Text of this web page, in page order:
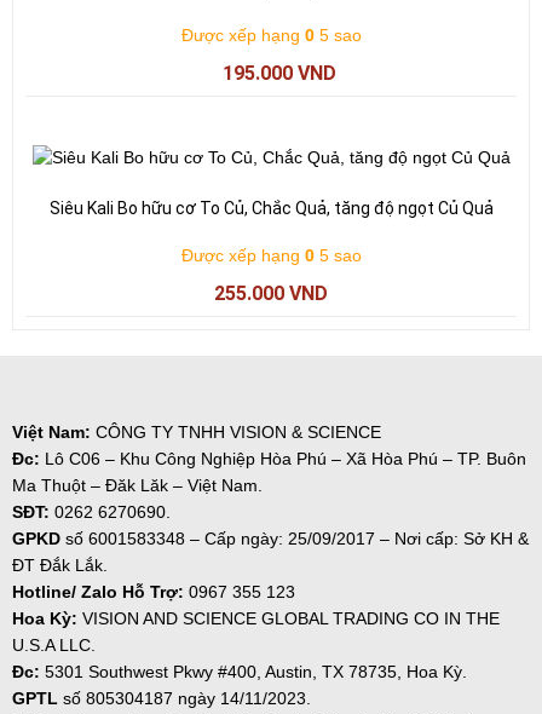
Được xếp hạng 05 sao
195.000 VND
Siêu Kali Bo hữu cơ To Củ, Chắc Quả, tăng độ ngọt Củ Quả
Được xếp hạng 05 sao
255.000 VND
Việt Nam: CÔNG TY TNHH VISION & SCIENCE
Đc: Lô C06 – Khu Công Nghiệp Hòa Phú – Xã Hòa Phú – TP. Buôn
Ma Thuột – Đăk Lăk – Việt Nam.
SĐT: 0262 6270690.
GPKD số 6001583348 – Cấp ngày: 25/09/2017 – Nơi cấp: Sở KH &
ĐT Đắk Lắk.
Hotline/ Zalo Hỗ Trợ: 0967 355 123
Hoa Kỳ: VISION AND SCIENCE GLOBAL TRADING CO IN THE
U.S.A LLC.
Đc: 5301 Southwest Pkwy #400, Austin, TX 78735, Hoa Kỳ.
GPTL số 805304187 ngày 14/11/2023.